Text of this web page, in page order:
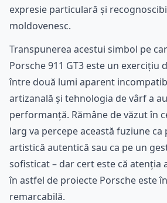
expresie particulară și
moldovenesc.
Transpunerea acestui simbol pe
Porsche 911 GT3 este un exercițiu
între două lumi aparent
artizanală și tehnologia de vârf a
performanță. Rămâne de văzut în
larg va percepe această fuziune ca
artistică autentică sau ca pe un
sofisticat – dar cert este că atenția
în astfel de proiecte Porsche este
remarcabilă.